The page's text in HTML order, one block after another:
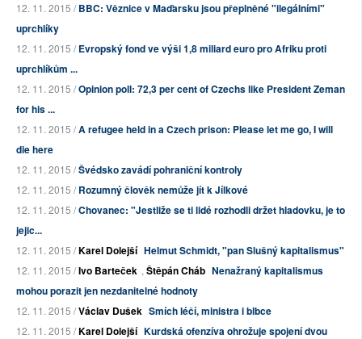
12. 11. 2015 /BBC: Věznice v Maďarsku jsou přeplněné "ilegálními"
uprchlíky
12. 11. 2015 /Evropský fond ve výši 1,8 miliard euro pro Afriku proti
uprchlíkům ...
12. 11. 2015 /Opinion poll: 72,3 per cent of Czechs like President Zeman
for his ...
12. 11. 2015 /A refugee held in a Czech prison: Please let me go, I will
die here
12. 11. 2015 /Švédsko zavádí pohraniční kontroly
12. 11. 2015 /Rozumný člověk nemůže jít k Jílkové
12. 11. 2015 /Chovanec: "Jestliže se ti lidé rozhodli držet hladovku, je to
jejic...
12. 11. 2015 /Karel Dolejší Helmut Schmidt, "pan Slušný kapitalismus"
12. 11. 2015 /Ivo Barteček , Štěpán Cháb Nenažraný kapitalismus
mohou porazit jen nezdanitelné hodnoty
12. 11. 2015 /Václav Dušek Smích léčí, ministra i blbce
12. 11. 2015 /Karel Dolejší Kurdská ofenzíva ohrožuje spojení dvou